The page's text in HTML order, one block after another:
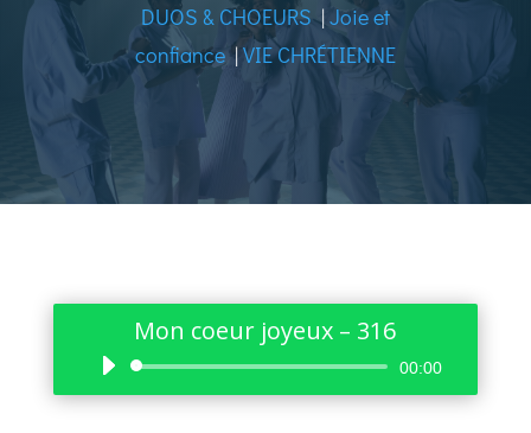
DUOS & CHOEURS|Joie et
confiance|VIE CHRÉTIENNE
Mon coeur joyeux – 316
Lecteur
audio
00:00